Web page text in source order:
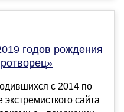
годов рождения
с 2014 по
сайта